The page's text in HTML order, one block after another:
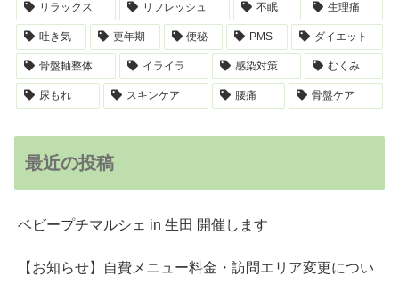
リラックス リフレッシュ 不眠 生理痛
吐き気 更年期 便秘 PMS ダイエット
骨盤軸整体 イライラ 感染対策 むくみ
尿もれ スキンケア 腰痛 骨盤ケア
最近の投稿
ベビープチマルシェ in 生田 開催します
【お知らせ】自費メニュー料金・訪問エリア変更につい